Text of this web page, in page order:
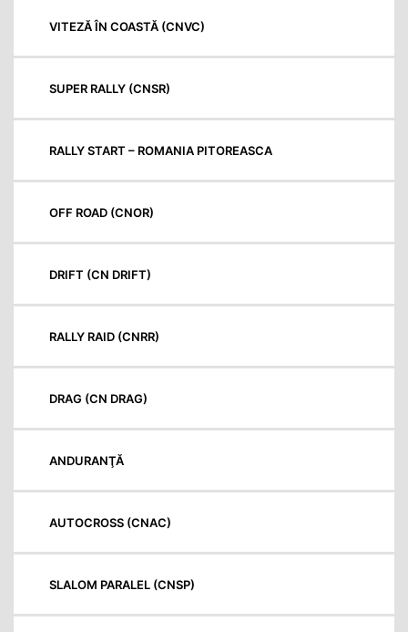
VITEZĂ ÎN COASTĂ (CNVC)
SUPER RALLY (CNSR)
RALLY START – ROMANIA PITOREASCA
OFF ROAD (CNOR)
DRIFT (CN DRIFT)
RALLY RAID (CNRR)
DRAG (CN DRAG)
ANDURANŢĂ
AUTOCROSS (CNAC)
SLALOM PARALEL (CNSP)